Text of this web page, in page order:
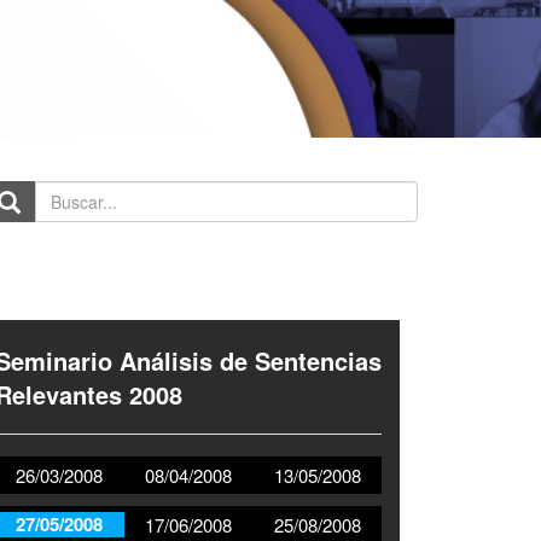
Análisis de Sentencias
2008
26/03/2008 08/04/2008 13/05/2008
27/05/2008 17/06/2008 25/08/2008